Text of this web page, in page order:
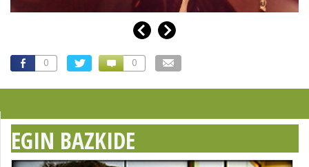
0 0
EGIN BAZKIDE